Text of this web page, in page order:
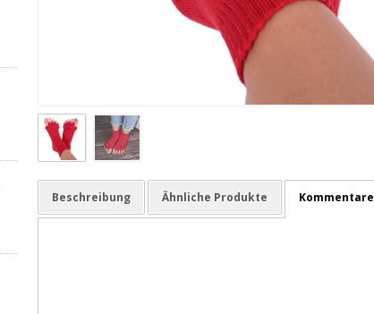
Beschreibung Ähnliche Produkte Kommentare